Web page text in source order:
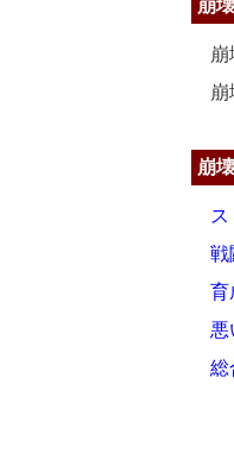
崩
崩
崩
崩
戦
育
悪
総